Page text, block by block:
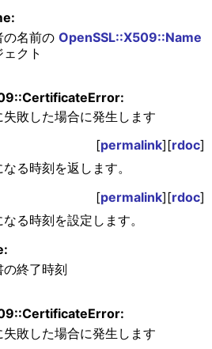
の名前の OpenSSL::X509::Name
クト
失敗した場合に発生します
[permalink][rdoc]
る時刻を返します。
[permalink][rdoc]
る時刻を設定します。
の終了時刻
失敗した場合に発生します